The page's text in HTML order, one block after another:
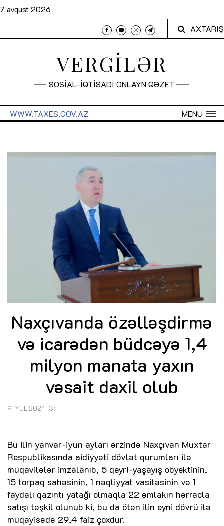
7 avqust 2026
AXTARIŞ
VERGİLƏR
SOSİAL-İQTİSADİ ONLAYN QƏZET
MENU
WWW.TAXES.GOV.AZ
Naxçıvanda özəlləşdirmə
və icarədən büdcəyə 1,4
milyon manata yaxın
vəsait daxil olub
9 İYUL 2024 13:11
Bu ilin yanvar-iyun ayları ərzində Naxçıvan Muxtar
Respublikasında aidiyyəti dövlət qurumları ilə
müqavilələr imzalanıb, 5 qeyri-yaşayış obyektinin,
15 torpaq sahəsinin, 1 nəqliyyat vasitəsinin və 1
faydalı qazıntı yatağı olmaqla 22 əmlakın hərracla
satışı təşkil olunub ki, bu da ötən ilin eyni dövrü ilə
müqayisədə 29,4 faiz çoxdur.